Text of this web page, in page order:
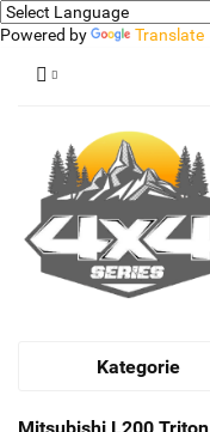
Powered by Translate
Kategorie